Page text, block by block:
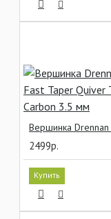
2499р.
Купить